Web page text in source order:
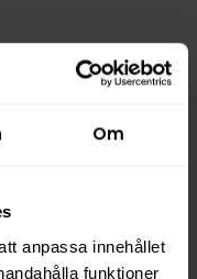
Om
anpassa innehållet
funktioner
mycket
ämne.